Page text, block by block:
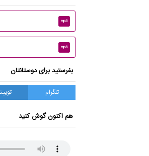
mp3
mp3
بفرستید برای دوستانتان
تلگرام
هم اکنون گوش کنید